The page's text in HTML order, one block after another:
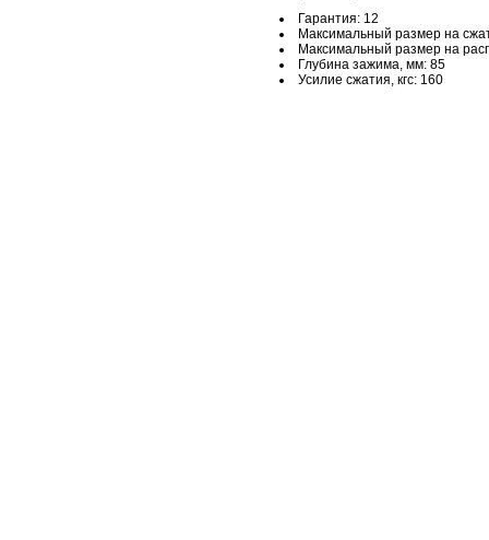
Гарантия: 12
Максимальный размер на
Максимальный размер на
Глубина зажима, мм: 85
Усилие сжатия, кгс: 160